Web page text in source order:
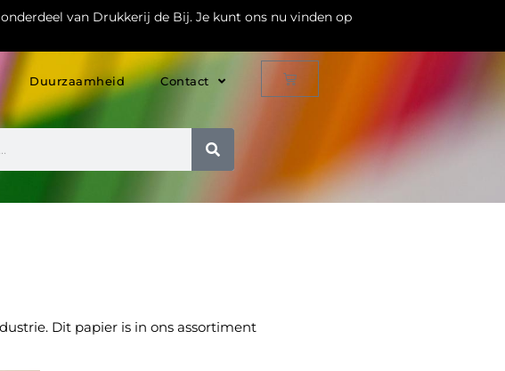
van Drukkerij de Bij. Je kunt ons nu vinden op
Duurzaamheid Contact
Dit papier is in ons assortiment